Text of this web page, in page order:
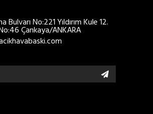
Bulvarı No:221 Yıldırım Kule 12.
Çankaya/ANKARA